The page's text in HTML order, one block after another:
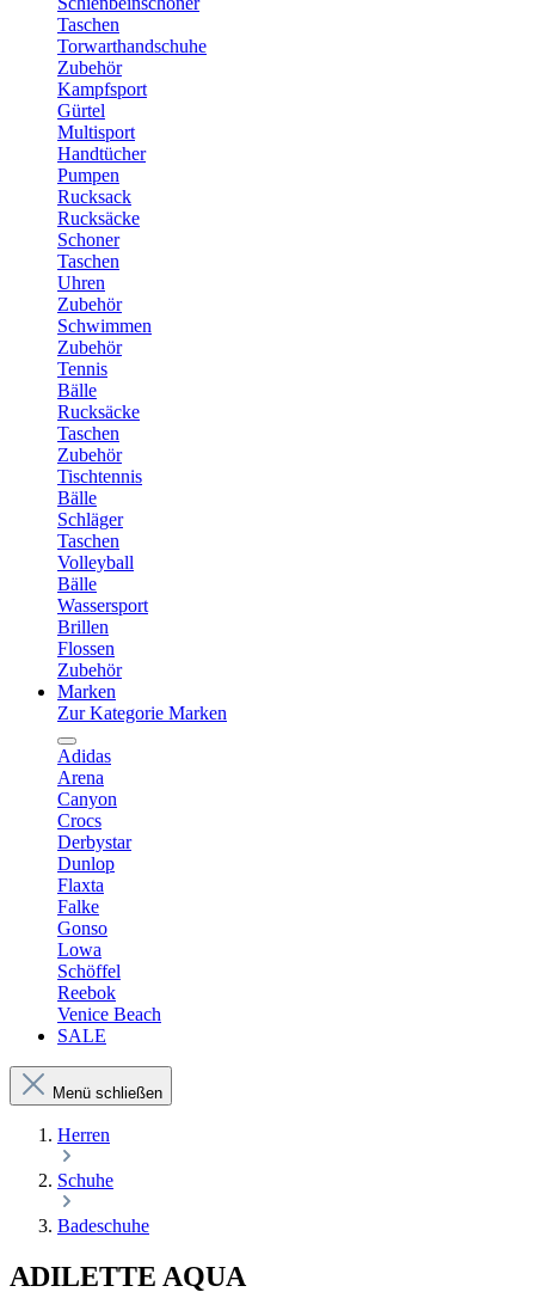
Taschen
Torwarthandschuhe
Zubehör
Kampfsport
Gürtel
Multisport
Handtücher
Pumpen
Rucksack
Rucksäcke
Schoner
Taschen
Uhren
Zubehör
Schwimmen
Zubehör
Tennis
Bälle
Rucksäcke
Taschen
Zubehör
Tischtennis
Bälle
Schläger
Taschen
Volleyball
Bälle
Wassersport
Brillen
Flossen
Zubehör
Marken
Zur Kategorie Marken
Adidas
Arena
Canyon
Crocs
Derbystar
Dunlop
Flaxta
Falke
Gonso
Lowa
Schöffel
Reebok
Venice Beach
SALE
Menü schließen
Herren
Schuhe
Badeschuhe
ADILETTE AQUA